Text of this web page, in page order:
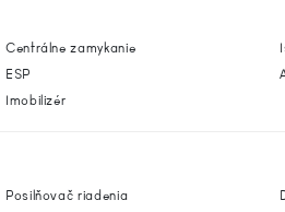
Centrálne zamykanie
ESP
Imobilizér
Posilňovač riadenia